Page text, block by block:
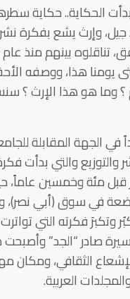
الحكاية.. حكاية
جيل، وإرث يشع بفكرة
يومنا هذا، ووصفه
؟ وما هو هذا الإرث ؟
الجهة المقابلة
والتوزيع والتي بدأت
قبل مئة وخمسين عاماً،
في سوق (أبي نصر)،
وتكبرَ فكرته التي
صادر “الجد” وأصبحت
الثقافي، ومكان
العربية.